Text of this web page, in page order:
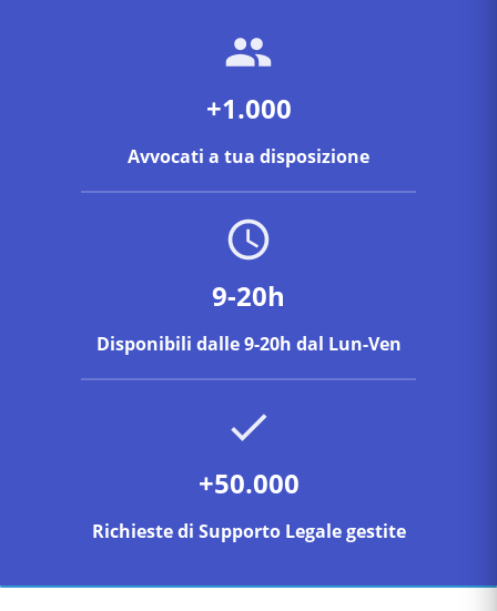
+1.000
Avvocati a tua disposizione
9-20h
Disponibili dalle 9-20h dal Lun-Ven
+50.000
Richieste di Supporto Legale gestite